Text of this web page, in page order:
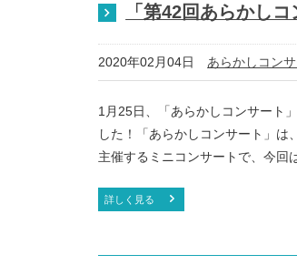
「第42回あらかし
2020年02月04日 あらかしコンサ
1月25日、「あらかしコンサート
した！「あらかしコンサート」は
主催するミニコンサートで、今回
詳しく見る